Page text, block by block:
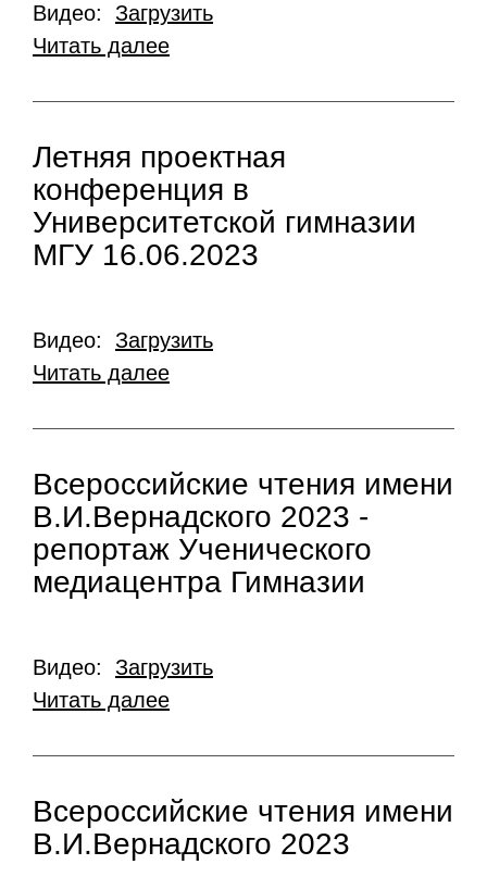
Видео: Загрузить
Читать далее
Летняя проектная
конференция в
Университетской гимназии
МГУ 16.06.2023
Видео: Загрузить
Читать далее
Всероссийские чтения имени
В.И.Вернадского 2023 -
репортаж Ученического
медиацентра Гимназии
Видео: Загрузить
Читать далее
Всероссийские чтения имени
В.И.Вернадского 2023